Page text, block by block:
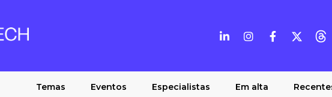
Temas Eventos Especialistas Em alta